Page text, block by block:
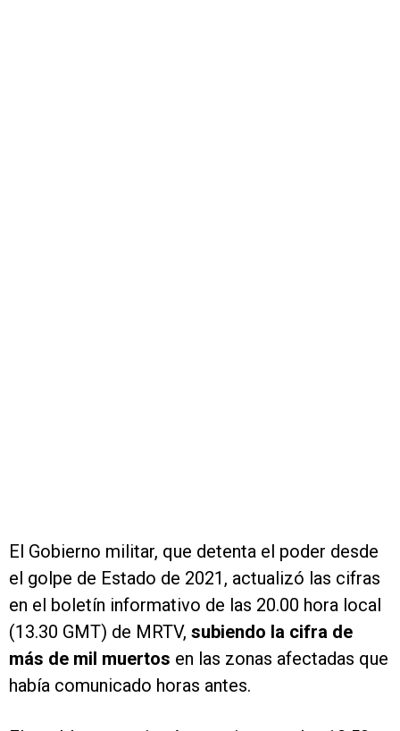
El Gobierno militar, que detenta el poder desde
el golpe de Estado de 2021, actualizó las cifras
en el boletín informativo de las 20.00 hora local
(13.30 GMT) de MRTV, subiendo la cifra de
más de mil muertos en las zonas afectadas que
había comunicado horas antes.